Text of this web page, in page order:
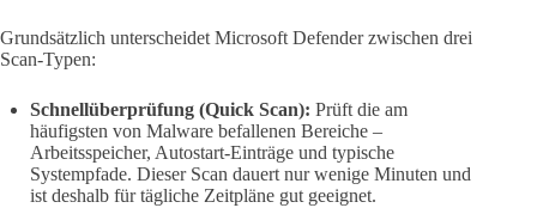
Grundsätzlich unterscheidet Microsoft Defender zwischen drei
Scan-Typen:
Schnellüberprüfung (Quick Scan): Prüft die am
häufigsten von Malware befallenen Bereiche –
Arbeitsspeicher, Autostart-Einträge und typische
Systempfade. Dieser Scan dauert nur wenige Minuten und
ist deshalb für tägliche Zeitpläne gut geeignet.